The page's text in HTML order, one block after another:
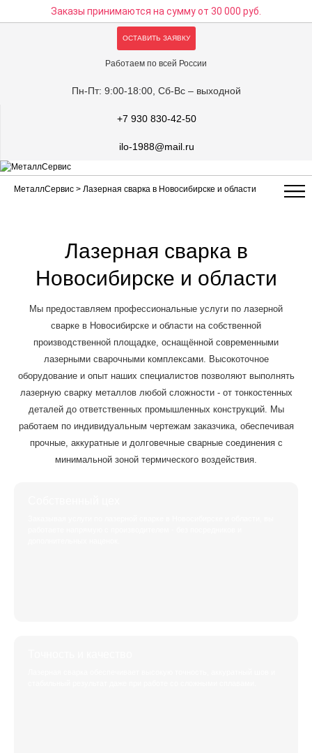
Заказы принимаются на суммуот 30 000 руб.
ОСТАВИТЬ ЗАЯВКУ
Работаем по всей России
Пн-Пт: 9:00-18:00, Сб-Вс – выходной
+7 930 830-42-50
ilo-1988@mail.ru
МеталлСервис > Лазерная сварка в Новосибирске и области
Лазерная сварка в
Новосибирске и области
Мы предоставляем профессиональные услуги по лазерной
сварке в Новосибирске и области на собственной
производственной площадке, оснащённой современными
лазерными сварочными комплексами. Высокоточное
оборудование и опыт наших специалистов позволяют выполнять
лазерную сварку металлов любой сложности - от тонкостенных
деталей до ответственных промышленных конструкций. Мы
работаем по индивидуальным чертежам заказчика, обеспечивая
прочные, аккуратные и долговечные сварные соединения с
минимальной зоной термического воздействия.